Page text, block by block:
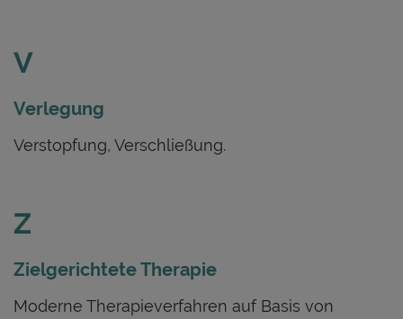
V
Verlegung
Verstopfung, Verschließung.
Z
Zielgerichtete Therapie
Moderne Therapieverfahren auf Basis von